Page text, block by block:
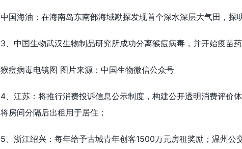
中国海油：在海南岛东南部海域勘探发现首个深水深层大气田，探
3、中国生物武汉生物制品研究所成功分离猴痘病毒，并开始疫苗
猴痘病毒电镜图 图片来源：中国生物微信公众号
4、江苏：将推行消费投诉信息公示制度，构建公开透明消费评价
将房间分隔后出租用于居住；
5、浙江绍兴：每年给予古城青年创客1500万元房租奖励；温州公